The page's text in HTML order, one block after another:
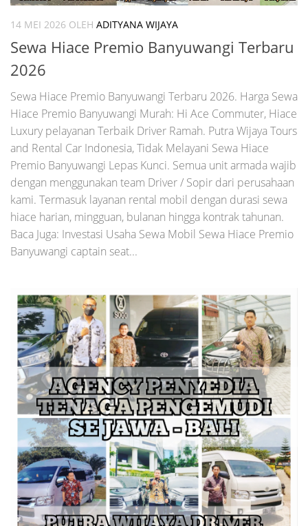
14 MEI 2026 OLEH ADITYANA WIJAYA
Sewa Hiace Premio Banyuwangi Terbaru
2026
Sewa Hiace Premio Banyuwangi Terbaru 2026. Harga Sewa
Hiace Premio Banyuwangi Murah: Hi Ace Commuter, Hiace
Luxury pelayanan Terbaik Driver Ramah. Putra Wijaya Tours
and Rental Car Indonesia, Tidak Melayani Sewa Hiace
Premio Banyuwangi Lepas Kunci. Semua unit armada wajib
dengan menggunakan team Driver / Sopir dari perusahaan
kami. Termasuk layanan rental mobil dengan durasi sewa
hiace harian, mingguan, bulanan hingga kontrak tahunan.
Baca Juga: Investasi Usaha Sewa Mobil Sewa Hiace Premio
Banyuwangi captain seat...